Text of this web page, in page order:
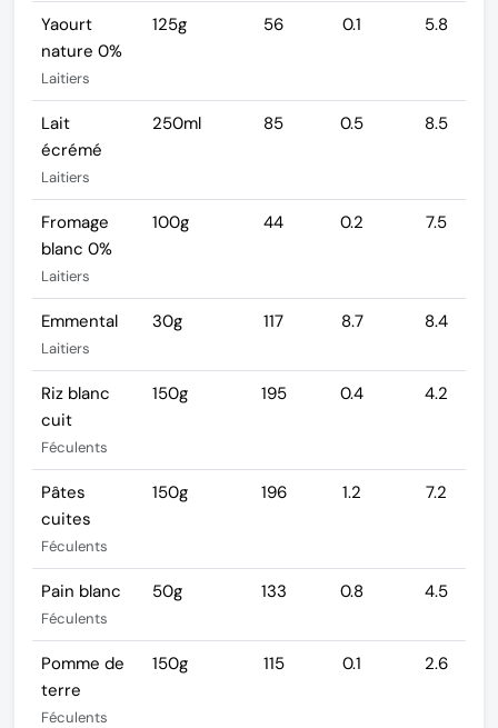
Yaourt
nature 0%
Laitiers
125g 56 0.1 5.8
Lait
écrémé
Laitiers
250ml 85 0.5 8.5
Fromage
blanc 0%
Laitiers
100g 44 0.2 7.5
Emmental
Laitiers
30g 117 8.7 8.4
Riz blanc
cuit
Féculents
150g 195 0.4 4.2
Pâtes
cuites
Féculents
150g 196 1.2 7.2
Pain blanc
Féculents
50g 133 0.8 4.5
Pomme de
terre
Féculents
150g 115 0.1 2.6